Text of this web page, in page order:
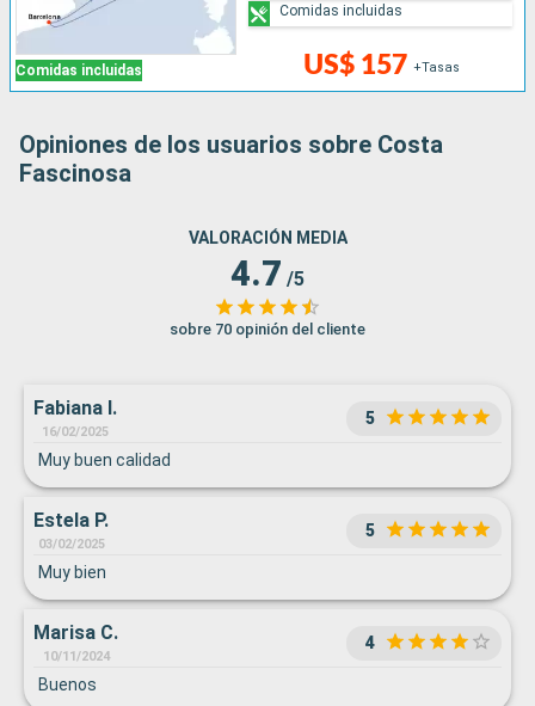
Comidas incluidas US$ 157 +Tasas
Comidas incluidas
Opiniones de los usuarios sobre Costa
Fascinosa
VALORACIÓN MEDIA
4.7 /5
sobre 70 opinión del cliente
Fabiana I.
16/02/2025
5
Muy buen calidad
Estela P.
03/02/2025
5
Muy bien
Marisa C.
10/11/2024
4
Buenos